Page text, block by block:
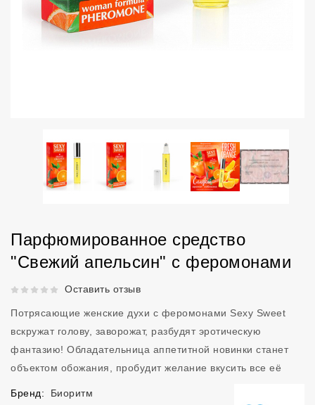
Парфюмированное средство
"Свежий апельсин" с феромонами
Рейтинг 5 из 5.Оставить отзыв
Потрясающие женские духи с феромонами Sexy Sweet
вскружат голову, заворожат, разбудят эротическую
фантазию! Обладательница аппетитной новинки станет
объектом обожания, пробудит желание вкусить все её
Бренд:
Биоритм